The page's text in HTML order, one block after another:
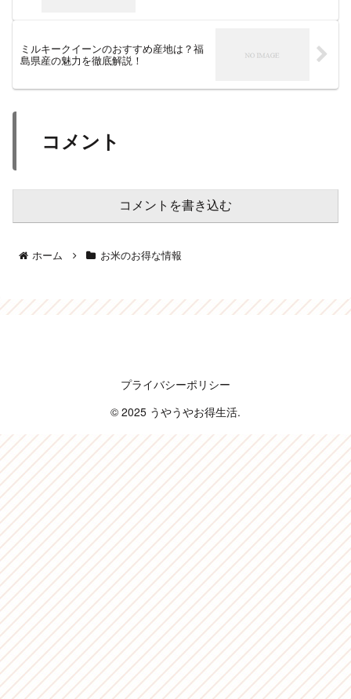
ミルキークイーンのおすすめ産地は？福
島県産の魅力を徹底解説！
コメント
コメントを書き込む
ホーム お米のお得な情報
プライバシーポリシー
© 2025 うやうやお得生活.